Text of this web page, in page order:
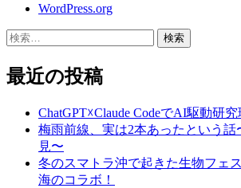
WordPress.org
検
最近の投稿
ChatGPT☓Claude CodeでAI駆動研
梅雨前線、実は2本あったという話
見〜
冬のスマトラ沖で起きた生物フェ
海のコラボ！